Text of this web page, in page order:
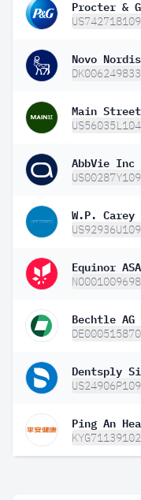
Procter &
Novo
Main
AbbVie Inc
W.P.
Equinor ASA
Bechtle AG
Dentsply
Ping An